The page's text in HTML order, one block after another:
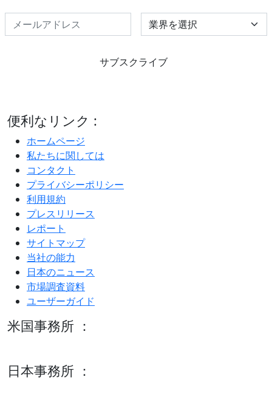
Select Industry
サブスクライブ
便利なリンク :
ホームページ
私たちに関しては
コンタクト
プライバシーポリシー
利用規約
プレスリリース
レポート
サイトマップ
当社の能力
日本のニュース
市場調査資料
ユーザーガイド
米国事務所 ：
日本事務所 ：